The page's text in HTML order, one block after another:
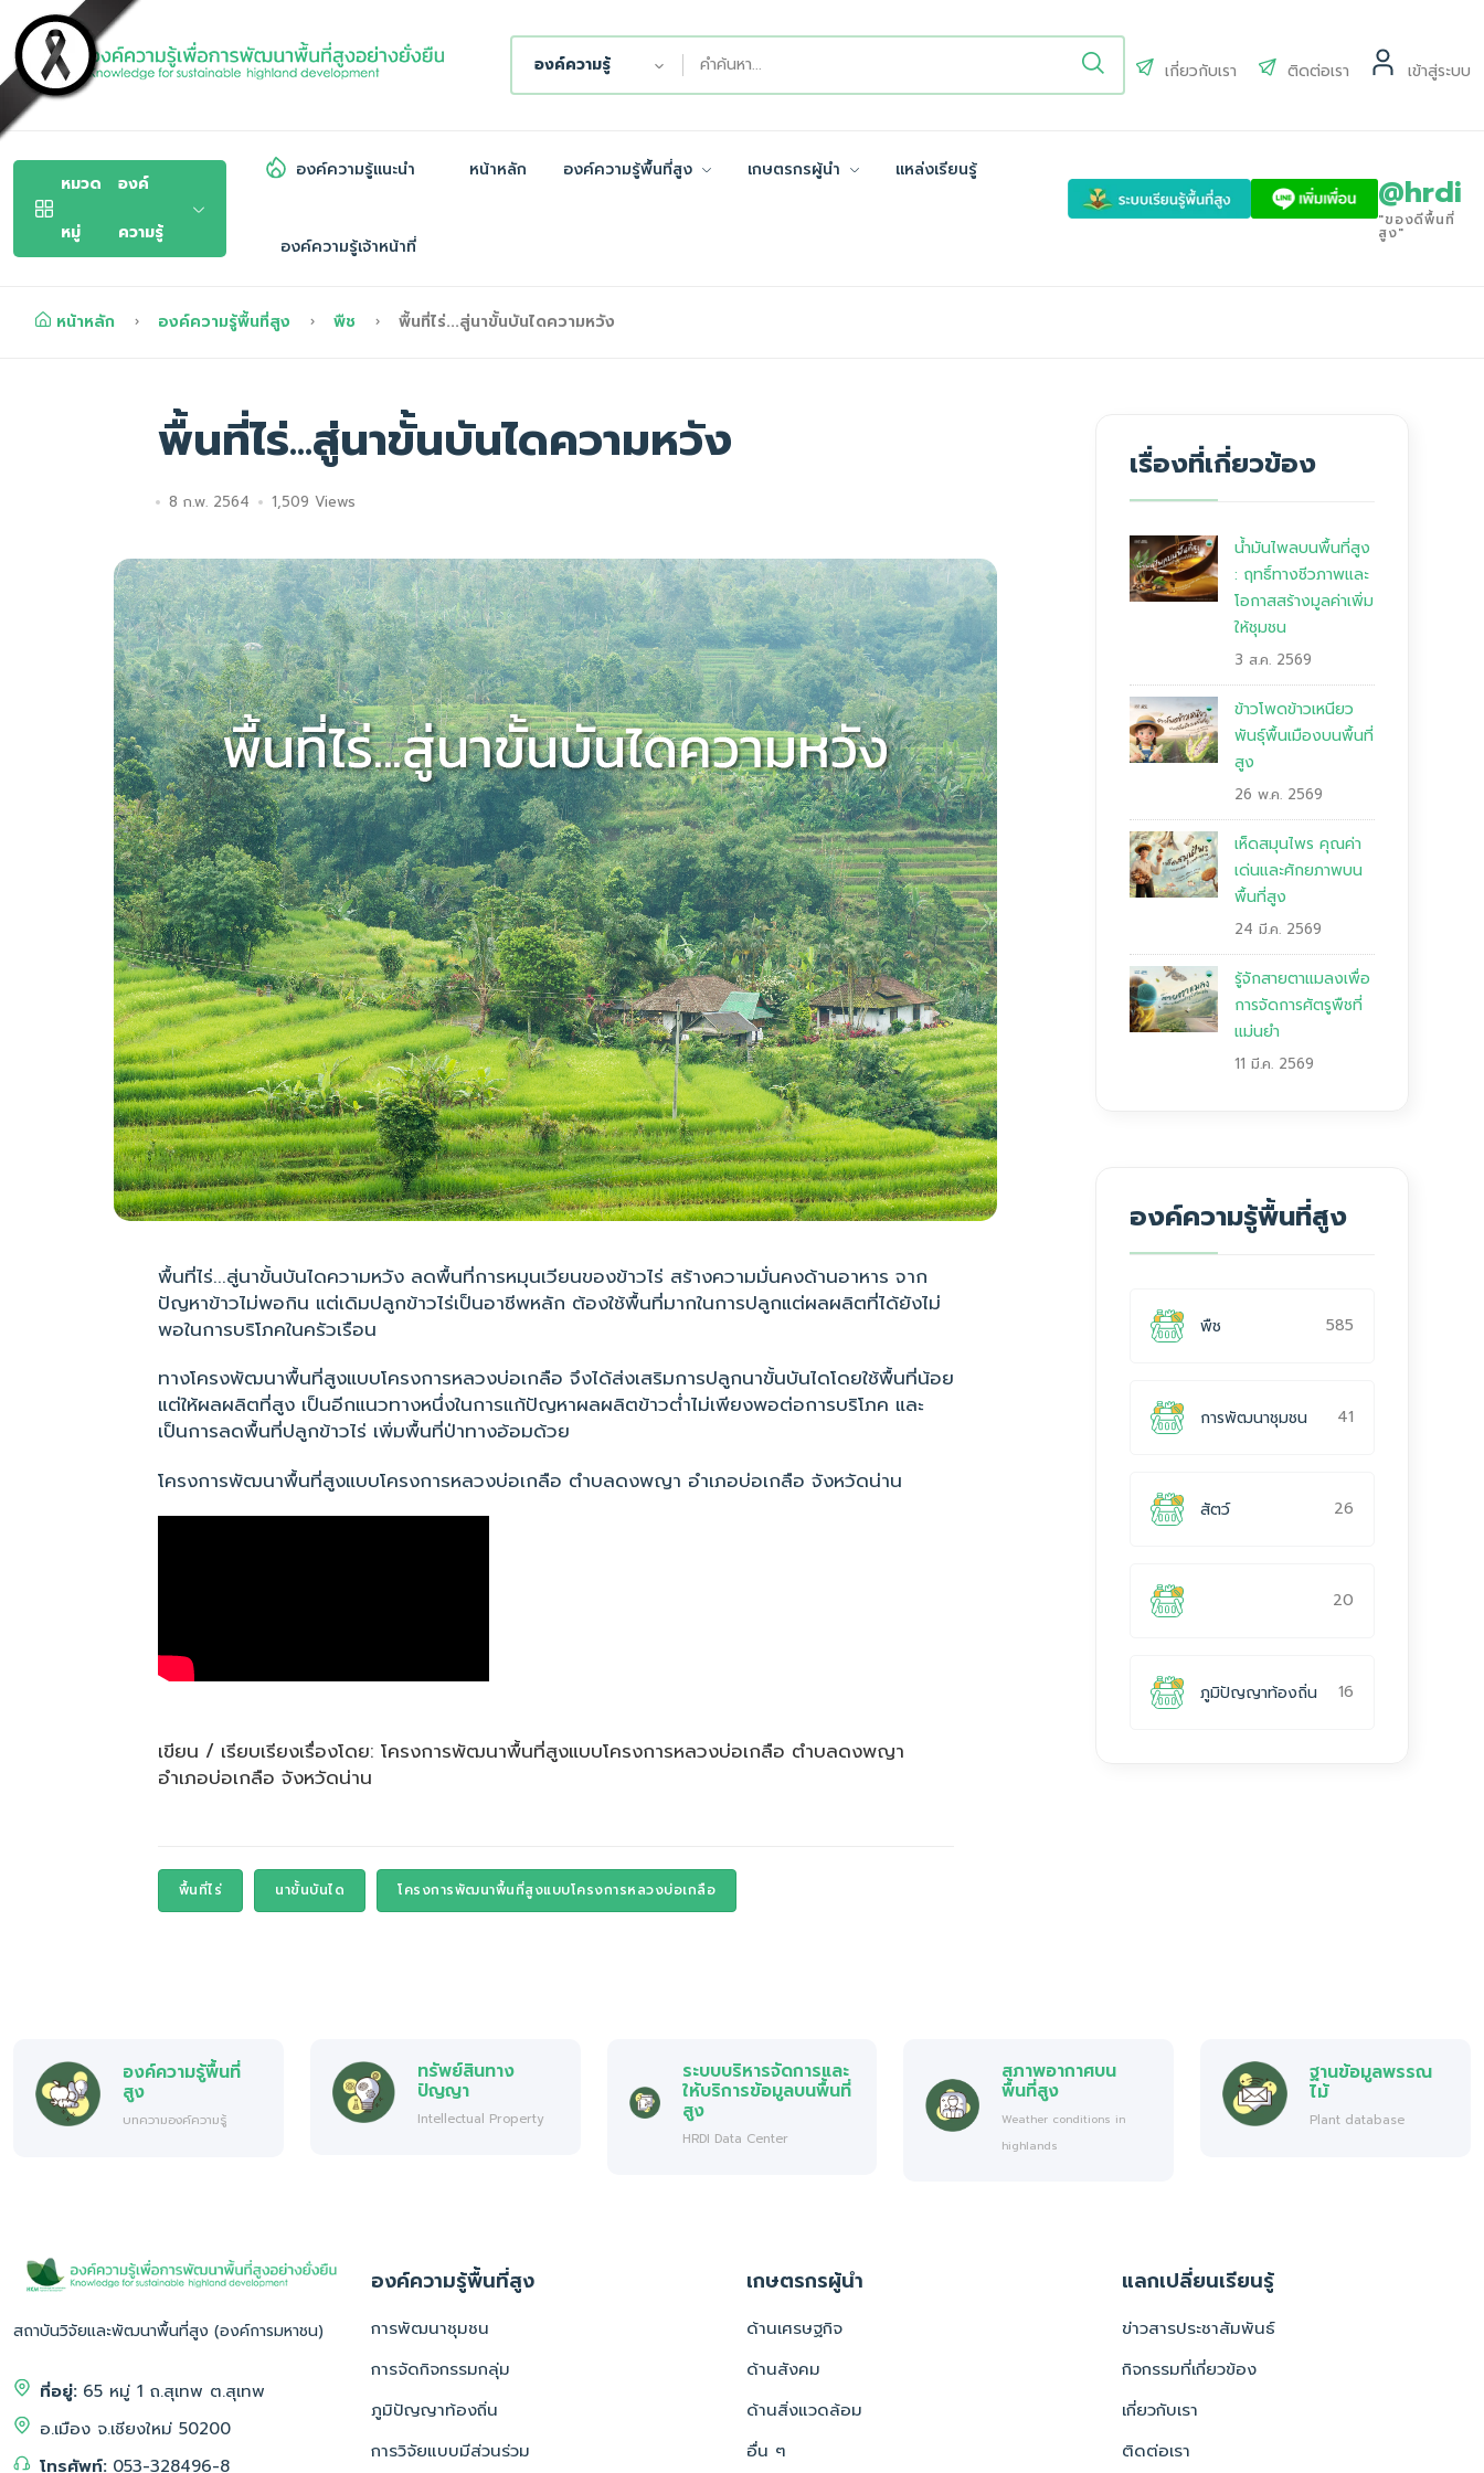
องค์ความรู้ เกี่ยวกับเรา ติดต่อเรา เข้าสู่ระบบ
หมวด
หมู่
องค์
ความรู้
องค์ความรู้แนะนำ หน้าหลัก องค์ความรู้พื้นที่สูง เกษตรกรผู้นำ แหล่งเรียนรู้
องค์ความรู้เจ้าหน้าที่
@hrdi
"ของดีพื้นที่
สูง"
หน้าหลัก องค์ความรู้พื้นที่สูง พืช พื้นที่ไร่...สู่นาขั้นบันไดความหวัง
พื้นที่ไร่...สู่นาขั้นบันไดความหวัง
8 ก.พ. 2564 1,509 Views
พื้นที่ไร่...สู่นาขั้นบันไดความหวัง ลดพื้นที่การหมุนเวียนของข้าวไร่ สร้างความมั่นคงด้านอาหาร จาก
ปัญหาข้าวไม่พอกิน แต่เดิมปลูกข้าวไร่เป็นอาชีพหลัก ต้องใช้พื้นที่มากในการปลูกแต่ผลผลิตที่ได้ยังไม่
พอในการบริโภคในครัวเรือน
ทางโครงพัฒนาพื้นที่สูงแบบโครงการหลวงบ่อเกลือ จึงได้ส่งเสริมการปลูกนาขั้นบันไดโดยใช้พื้นที่น้อย
แต่ให้ผลผลิตที่สูง เป็นอีกแนวทางหนึ่งในการแก้ปัญหาผลผลิตข้าวต่ำไม่เพียงพอต่อการบริโภค และ
เป็นการลดพื้นที่ปลูกข้าวไร่ เพิ่มพื้นที่ป่าทางอ้อมด้วย
โครงการพัฒนาพื้นที่สูงแบบโครงการหลวงบ่อเกลือ ตำบลดงพญา อำเภอบ่อเกลือ จังหวัดน่าน
เขียน / เรียบเรียงเรื่องโดย: โครงการพัฒนาพื้นที่สูงแบบโครงการหลวงบ่อเกลือ ตำบลดงพญา
อำเภอบ่อเกลือ จังหวัดน่าน
พื้นที่ไร่ นาขั้นบันได โครงการพัฒนาพื้นที่สูงแบบโครงการหลวงบ่อเกลือ
เรื่องที่เกี่ยวข้อง
น้ำมันไพลบนพื้นที่สูง
: ฤทธิ์ทางชีวภาพและ
โอกาสสร้างมูลค่าเพิ่ม
ให้ชุมชน
3 ส.ค. 2569
ข้าวโพดข้าวเหนียว
พันธุ์พื้นเมืองบนพื้นที่
สูง
26 พ.ค. 2569
เห็ดสมุนไพร คุณค่า
เด่นและศักยภาพบน
พื้นที่สูง
24 มี.ค. 2569
รู้จักสายตาแมลงเพื่อ
การจัดการศัตรูพืชที่
แม่นยำ
11 มี.ค. 2569
องค์ความรู้พื้นที่สูง
พืช 585
การพัฒนาชุมชน 41
สัตว์ 26
20
ภูมิปัญญาท้องถิ่น 16
องค์ความรู้พื้นที่
สูง
บทความองค์ความรู้
ทรัพย์สินทาง
ปัญญา
Intellectual Property
ระบบบริหารจัดการและ
ให้บริการข้อมูลบนพื้นที่
สูง
HRDI Data Center
สภาพอากาศบน
พื้นที่สูง
Weather conditions in
highlands
ฐานข้อมูลพรรณ
ไม้
Plant database
สถาบันวิจัยและพัฒนาพื้นที่สูง (องค์การมหาชน)
ที่อยู่: 65 หมู่ 1 ถ.สุเทพ ต.สุเทพ
อ.เมือง จ.เชียงใหม่ 50200
โทรศัพท์: 053-328496-8
องค์ความรู้พื้นที่สูง
การพัฒนาชุมชน
การจัดกิจกรรมกลุ่ม
ภูมิปัญญาท้องถิ่น
การวิจัยแบบมีส่วนร่วม
เกษตรกรผู้นำ
ด้านเศรษฐกิจ
ด้านสังคม
ด้านสิ่งแวดล้อม
อื่น ๆ
แลกเปลี่ยนเรียนรู้
ข่าวสารประชาสัมพันธ์
กิจกรรมที่เกี่ยวข้อง
เกี่ยวกับเรา
ติดต่อเรา